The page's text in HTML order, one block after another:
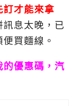
訂才能來拿
訊息太晚，已
買麵線。
的優惠碼，汽